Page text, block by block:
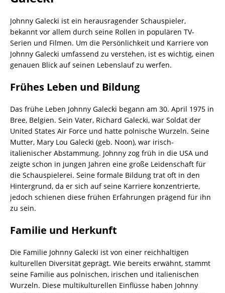
Johnny Galecki ist ein herausragender Schauspieler,
bekannt vor allem durch seine Rollen in populären TV-
Serien und Filmen. Um die Persönlichkeit und Karriere von
Johnny Galecki umfassend zu verstehen, ist es wichtig, einen
genauen Blick auf seinen Lebenslauf zu werfen.
Frühes Leben und Bildung
Das frühe Leben Johnny Galecki begann am 30. April 1975 in
Bree, Belgien. Sein Vater, Richard Galecki, war Soldat der
United States Air Force und hatte polnische Wurzeln. Seine
Mutter, Mary Lou Galecki (geb. Noon), war irisch-
italienischer Abstammung. Johnny zog früh in die USA und
zeigte schon in jungen Jahren eine große Leidenschaft für
die Schauspielerei. Seine formale Bildung trat oft in den
Hintergrund, da er sich auf seine Karriere konzentrierte,
jedoch schienen diese frühen Erfahrungen prägend für ihn
zu sein.
Familie und Herkunft
Die Familie Johnny Galecki ist von einer reichhaltigen
kulturellen Diversität geprägt. Wie bereits erwähnt, stammt
seine Familie aus polnischen, irischen und italienischen
Wurzeln. Diese multikulturellen Einflüsse haben Johnny